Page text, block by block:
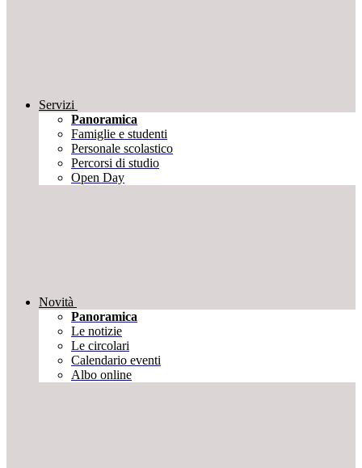
Servizi
Panoramica
Famiglie e studenti
Personale scolastico
Percorsi di studio
Open Day
Novità
Panoramica
Le notizie
Le circolari
Calendario eventi
Albo online